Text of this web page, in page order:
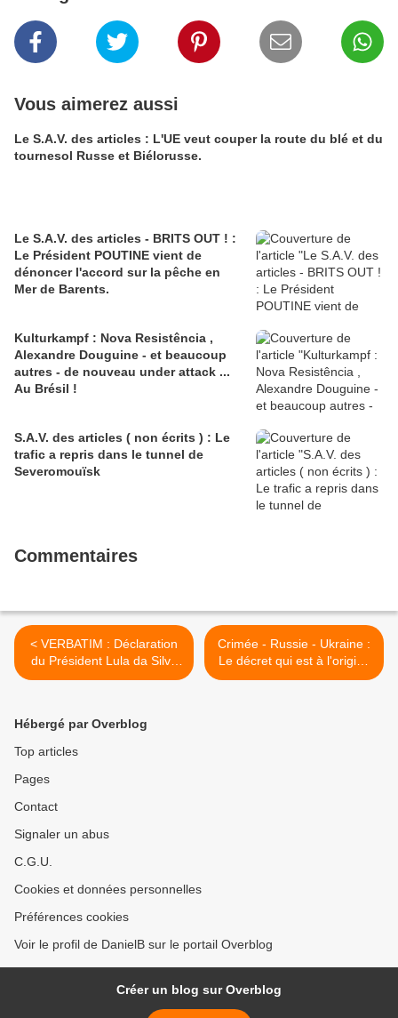
Vous aimerez aussi
Le S.A.V. des articles : L'UE veut couper la route du blé et du
tournesol Russe et Biélorusse.
Le S.A.V. des articles - BRITS OUT ! :
Le Président POUTINE vient de
dénoncer l'accord sur la pêche en
Mer de Barents.
Kulturkampf : Nova Resistência ,
Alexandre Douguine - et beaucoup
autres - de nouveau under attack ...
Au Brésil !
S.A.V. des articles ( non écrits ) : Le
trafic a repris dans le tunnel de
Severomouïsk
Commentaires
< VERBATIM : Déclaration
du Président Lula da Silva
sur le décés de M. Alexei
Crimée - Russie - Ukraine :
Le décret qui est à l'origine
de la guerre . >
Hébergé par Overblog
Top articles
Pages
Contact
Signaler un abus
C.G.U.
Cookies et données personnelles
Préférences cookies
Voir le profil de DanielB sur le portail Overblog
Créer un blog sur Overblog